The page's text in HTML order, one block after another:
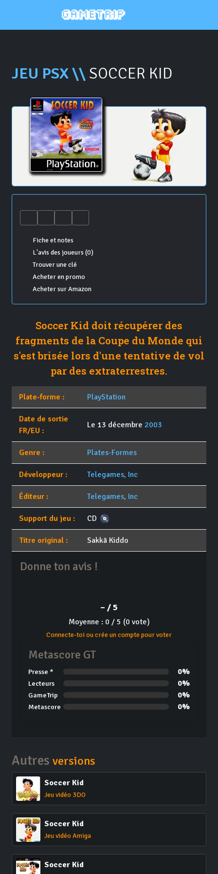
JEU PSX \\ SOCCER KID
Fiche et notes
L'avis des joueurs (0)
Trouver une clé
Acheter en promo
Acheter sur Amazon
Soccer Kid doit récupérer des
fragments de la Coupe du Monde qui
s'est brisée lors d'une tentative de vol
par des extraterrestres.
Plate-forme : PlayStation
Date de sortie
FR/EU :
Le 13 décembre 2003
Genre : Plates-Formes
Développeur : Telegames, Inc
Éditeur : Telegames, Inc
Support du jeu : CD
Titre original : Sakkā Kiddo
Donne ton avis !
– / 5
Moyenne : 0 / 5 (0 vote)
Connecte-toi ou crée un compte pour voter
Metascore GT
Presse * 0%
Lecteurs 0%
GameTrip 0%
Metascore 0%
Autres versions
Soccer Kid
Jeu vidéo 3DO
Soccer Kid
Jeu vidéo Amiga
Soccer Kid